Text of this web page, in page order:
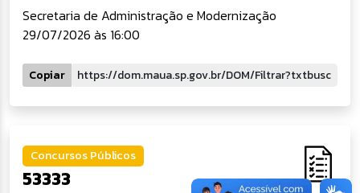
Secretaria de Administração e Modernização
29/07/2026 às 16:00
Copiar
Concursos Públicos
53333